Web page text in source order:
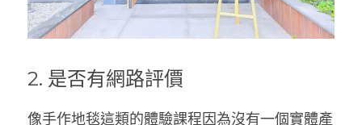
2. 是否有網路評價
像手作地毯這類的體驗課程因為沒有一個實體產